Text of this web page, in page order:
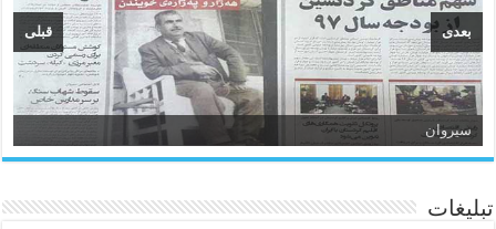
سیروان
ئاژانسی هەواڵی مێهر
قبلی بعدی
تبلیغات